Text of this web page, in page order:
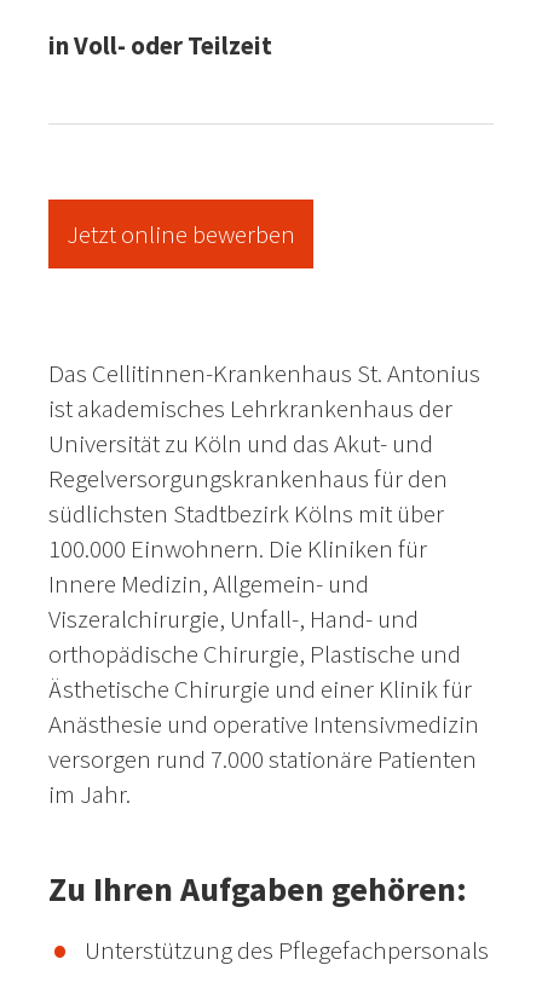
in Voll- oder Teilzeit
Jetzt online bewerben
Das Cellitinnen-Krankenhaus St. Antonius
ist akademisches Lehrkrankenhaus der
Universität zu Köln und das Akut- und
Regelversorgungskrankenhaus für den
südlichsten Stadtbezirk Kölns mit über
100.000 Einwohnern. Die Kliniken für
Innere Medizin, Allgemein- und
Viszeralchirurgie, Unfall-, Hand- und
orthopädische Chirurgie, Plastische und
Ästhetische Chirurgie und einer Klinik für
Anästhesie und operative Intensivmedizin
versorgen rund 7.000 stationäre Patienten
im Jahr.
Zu Ihren Aufgaben gehören:
Unterstützung des Pflegefachpersonals